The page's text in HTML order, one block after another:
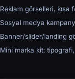
Reklam görselleri, kısa
Sosyal medya
Banner/slider/landing
Mini marka kit: